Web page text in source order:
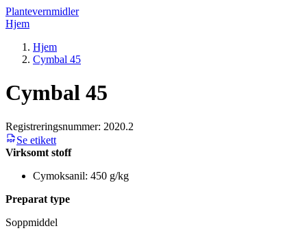
Plantevernmidler
Hjem
Hjem
Cymbal 45
Cymbal 45
Registreringsnummer: 2020.2
Se etikett
Virksomt stoff
Cymoksanil: 450 g/kg
Preparat type
Soppmiddel